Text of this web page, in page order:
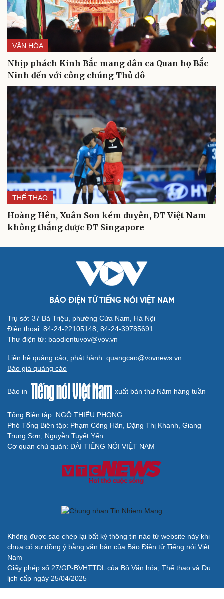
Cải chính
VĂN HÓA
Nhịp phách Kinh Bắc mang dân ca Quan họ Bắc
Ninh đến với công chúng Thủ đô
THỂ THAO
Hoàng Hên, Xuân Son kém duyên, ĐT Việt Nam
không thắng được ĐT Singapore
BÁO ĐIỆN TỬ TIẾNG NÓI VIỆT NAM
Trụ sở: 37 Bà Triệu, phường Cửa Nam, Hà Nội
Điện thoại: 84-24-22105148, 84-24-39785691
Thư điện tử: baodientuvov@vov.vn
Liên hệ quảng cáo, phát hành: quangcao@vovnews.vn
Báo giá quảng cáo
Báo in xuất bản thứ Năm hàng tuần
Tổng Biên tập: NGÔ THIỆU PHONG
Phó Tổng Biên tập: Phạm Công Hân, Đặng Thị Khanh, Giang
Trung Sơn, Nguyễn Tuyết Yến
Cơ quan chủ quản: ĐÀI TIẾNG NÓI VIỆT NAM
Không được sao chép lại bất kỳ thông tin nào từ website này khi
chưa có sự đồng ý bằng văn bản của Báo Điện tử Tiếng nói Việt
Nam
Giấy phép số 27/GP-BVHTTDL của Bộ Văn hóa, Thể thao và Du
lịch cấp ngày 25/04/2025